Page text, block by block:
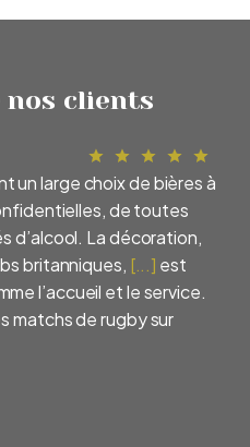
nos clients
un large choix de bières à
de toutes
d’alcool. La décoration,
britanniques, [...] est
l’accueil et le service.
matchs de rugby sur